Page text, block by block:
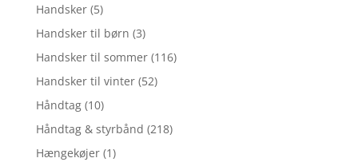
Handsker (5)
Handsker til børn (3)
Handsker til sommer (116)
Handsker til vinter (52)
Håndtag (10)
Håndtag & styrbånd (218)
Hængekøjer (1)